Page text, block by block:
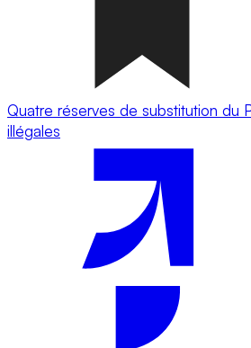
Quatre réserves de substitution du
illégales